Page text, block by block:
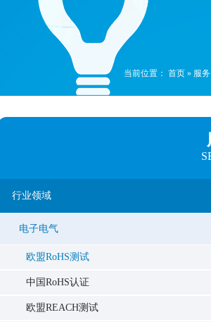
当前位置： 首页» 服务
行业领域
电子电气
欧盟RoHS测试
中国RoHS认证
欧盟REACH测试